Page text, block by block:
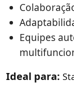
Equipes
Ideal para: